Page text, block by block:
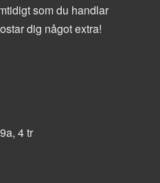
som du handlar
dig något extra!
4 tr